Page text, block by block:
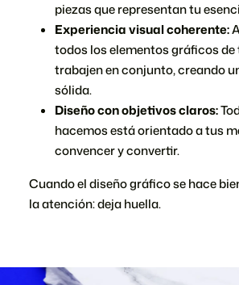
piezas que representan tu
Experiencia visual coherente:
todos los elementos gráficos
trabajen en conjunto, creando
sólida.
Diseño con objetivos claros:
hacemos está orientado a tus
convencer y convertir.
Cuando el diseño gráfico se hace
la atención: deja huella.